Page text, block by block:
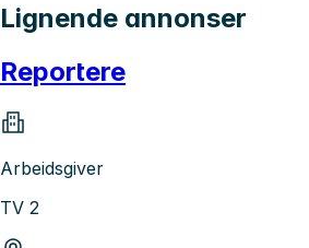
Lignende annonser
Reportere
Arbeidsgiver
TV 2